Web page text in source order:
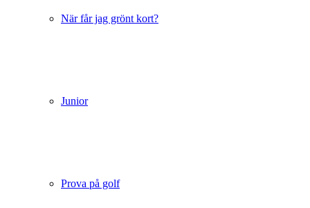
När får jag grönt kort?
Junior
Prova på golf